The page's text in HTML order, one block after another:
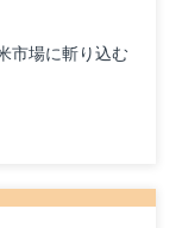
市場に斬り込む